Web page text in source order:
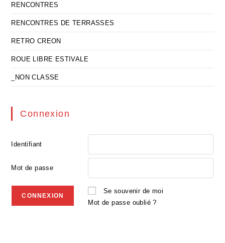
RENCONTRES
RENCONTRES DE TERRASSES
RETRO CREON
ROUE LIBRE ESTIVALE
_NON CLASSE
Connexion
Identifiant
Mot de passe
Se souvenir de moi
Mot de passe oublié ?